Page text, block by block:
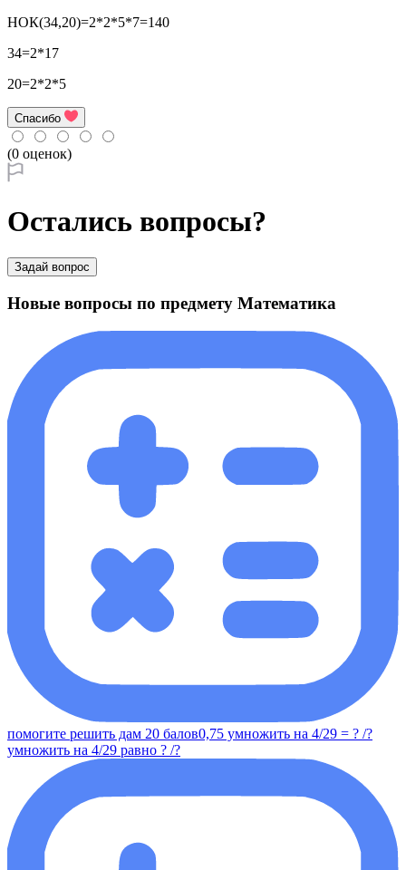
НОК(34,20)=2*2*5*7=140
34=2*17
20=2*2*5
Спасибо
(0 оценок)
Остались вопросы?
Задай вопрос
Новые вопросы по предмету Математика
помогите решить дам 20 балов0,75 умножить на 4/29 = ? /?
умножить на 4/29 равно ? /?